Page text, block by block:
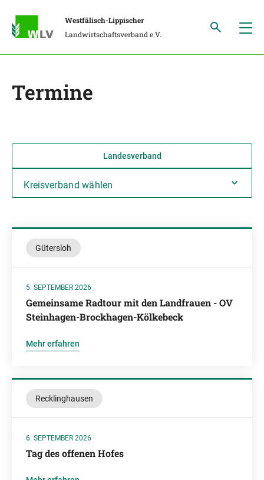
Westfälisch-Lippischer
Landwirtschaftsverband e.V.
Termine
Landesverband
Kreisverband wählen
Gütersloh
5. SEPTEMBER 2026
Gemeinsame Radtour mit den Landfrauen - OV
Steinhagen-Brockhagen-Kölkebeck
Mehr erfahren
Recklinghausen
6. SEPTEMBER 2026
Tag des offenen Hofes